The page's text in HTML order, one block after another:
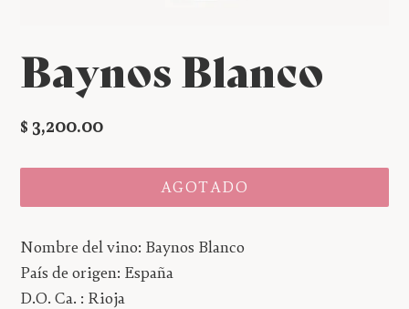
Baynos Blanco
Precio
$ 3,200.00
AGOTADO
Nombre del vino: Baynos Blanco
País de origen: España
D.O. Ca. : Rioja